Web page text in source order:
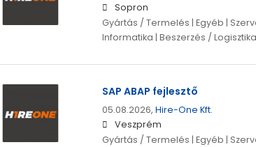
Sopron
Gyártás / Termelés | Egyéb |
Informatika | Beszerzés /
SAP ABAP fejlesztő
05.08.2026, Hire-One Kft.
Veszprém
Gyártás / Termelés | Egyéb |